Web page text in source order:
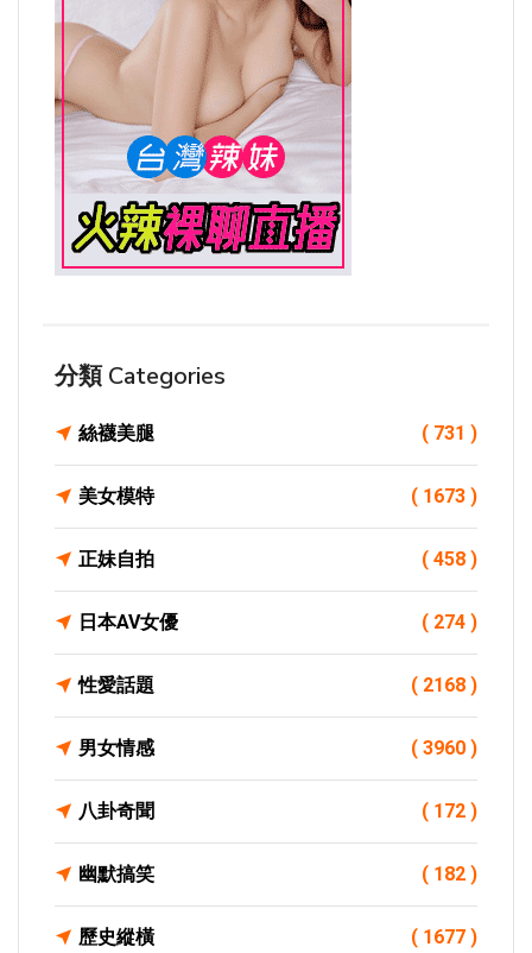
分類 Categories
絲襪美腿 ( 731 )
美女模特 ( 1673 )
正妹自拍 ( 458 )
日本AV女優 ( 274 )
性愛話題 ( 2168 )
男女情感 ( 3960 )
八卦奇聞 ( 172 )
幽默搞笑 ( 182 )
歷史縱橫 ( 1677 )